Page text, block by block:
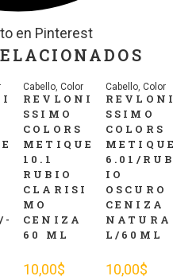
en Pinterest
Cabello,Color
REVLONI
SSIMO
COLORS
METIQUE
10.1
RUBIO
CLARISI
MO
CENIZA
60 ML
10,00$
Cabello,Color
REVLONI
SSIMO
COLORS
METIQUE
6.01/RUB
IO
OSCURO
CENIZA
NATURA
L/60ML
10,00$